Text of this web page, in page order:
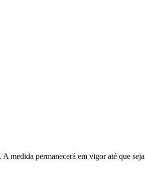
medida permanecerá em vigor até que